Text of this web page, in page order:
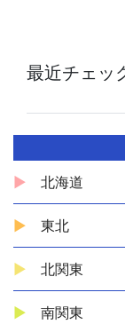
最近チェッ
北海道
東北
北関東
南関東